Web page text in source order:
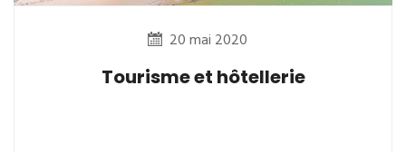
20 mai 2020
Tourisme et hôtellerie